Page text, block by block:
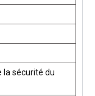
la sécurité du